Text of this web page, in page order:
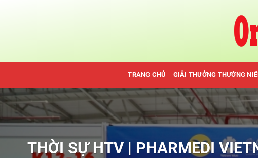
TRANG CHỦ GIẢI THƯỞNG THƯỜNG
THỜI SỰ HTV | PHARMEDI